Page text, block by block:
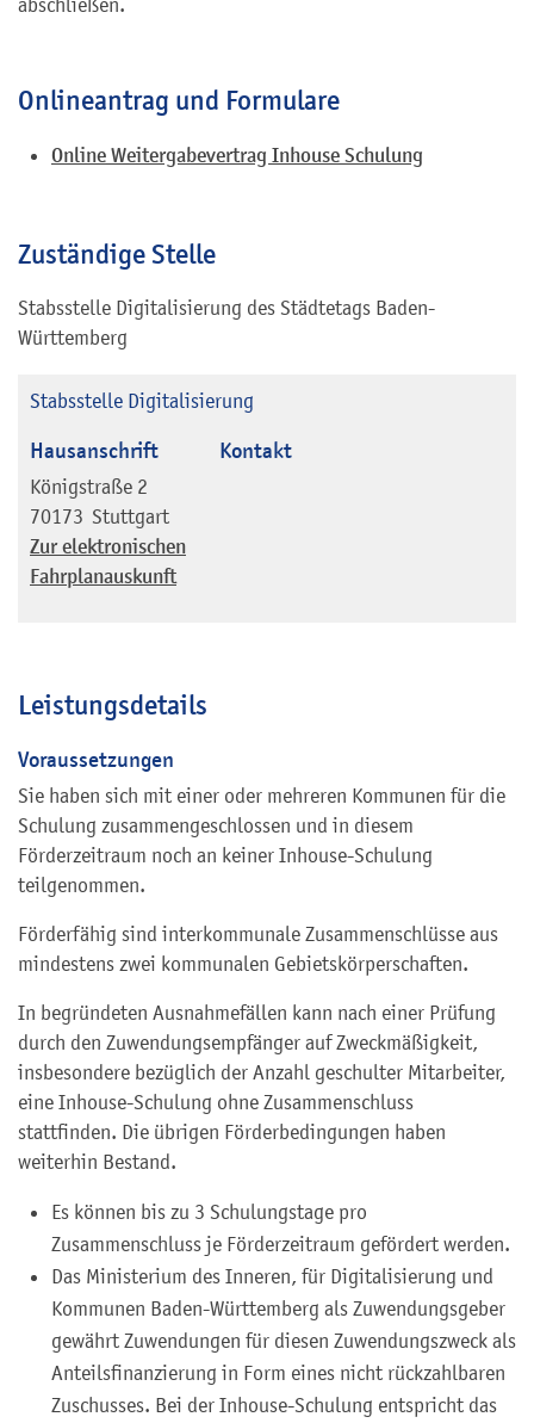
abschließen.
Onlineantrag und Formulare
Online Weitergabevertrag Inhouse Schulung
Zuständige Stelle
Stabsstelle Digitalisierung des Städtetags Baden-
Württemberg
Stabsstelle Digitalisierung
Hausanschrift
Königstraße 2
70173 Stuttgart
Zur elektronischen
Fahrplanauskunft
Kontakt
Leistungsdetails
Voraussetzungen
Sie haben sich mit einer oder mehreren Kommunen für die
Schulung zusammengeschlossen und in diesem
Förderzeitraum noch an keiner Inhouse-Schulung
teilgenommen.
Förderfähig sind interkommunale Zusammenschlüsse aus
mindestens zwei kommunalen Gebietskörperschaften.
In begründeten Ausnahmefällen kann nach einer Prüfung
durch den Zuwendungsempfänger auf Zweckmäßigkeit,
insbesondere bezüglich der Anzahl geschulter Mitarbeiter,
eine Inhouse-Schulung ohne Zusammenschluss
stattfinden. Die übrigen Förderbedingungen haben
weiterhin Bestand.
Es können bis zu 3 Schulungstage pro
Zusammenschluss je Förderzeitraum gefördert werden.
Das Ministerium des Inneren, für Digitalisierung und
Kommunen Baden-Württemberg als Zuwendungsgeber
gewährt Zuwendungen für diesen Zuwendungszweck als
Anteilsfinanzierung in Form eines nicht rückzahlbaren
Zuschusses. Bei der Inhouse-Schulung entspricht das